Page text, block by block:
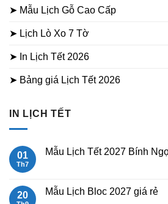
➤ Mẫu Lịch Gỗ Cao Cấp
➤ Lịch Lò Xo 7 Tờ
➤ In Lịch Tết 2026
➤ Bảng giá Lịch Tết 2026
IN LỊCH TẾT
01
Th7
Mẫu Lịch Tết 2027 Bính
luận
ở
20 Mẫu Lịch Bloc 2027 giá rẻ